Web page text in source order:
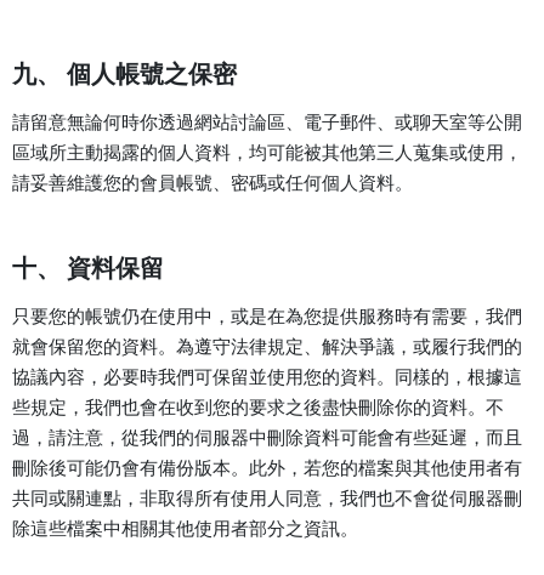
九、 個人帳號之保密
請留意無論何時你透過網站討論區、電子郵件、或聊天室等公開
區域所主動揭露的個人資料，均可能被其他第三人蒐集或使用，
請妥善維護您的會員帳號、密碼或任何個人資料。
十、 資料保留
只要您的帳號仍在使用中，或是在為您提供服務時有需要，我們
就會保留您的資料。為遵守法律規定、解決爭議，或履行我們的
協議內容，必要時我們可保留並使用您的資料。同樣的，根據這
些規定，我們也會在收到您的要求之後盡快刪除你的資料。不
過，請注意，從我們的伺服器中刪除資料可能會有些延遲，而且
刪除後可能仍會有備份版本。此外，若您的檔案與其他使用者有
共同或關連點，非取得所有使用人同意，我們也不會從伺服器刪
除這些檔案中相關其他使用者部分之資訊。